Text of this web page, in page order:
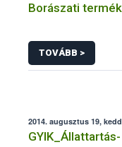
Borászati
TOVÁBB >
2014. augusztus 19, kedd